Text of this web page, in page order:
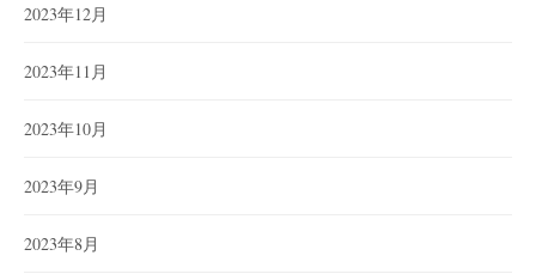
2023年12月
2023年11月
2023年10月
2023年9月
2023年8月